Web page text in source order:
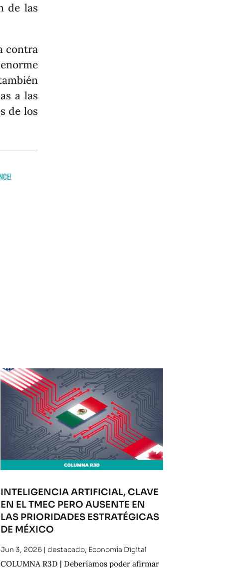
de las
contra
a las
de los
INTELIGENCIA ARTIFICIAL, CLAVE
EN EL TMEC PERO AUSENTE EN
LAS PRIORIDADES ESTRATÉGICAS
DE MÉXICO
Jun 3, 2026 |destacado, Economía Digital
COLUMNA R3D | Deberíamos poder afirmar